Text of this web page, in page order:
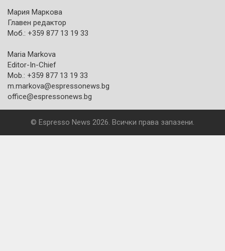
Мария Маркова
Главен редактор
Моб.: +359 877 13 19 33
Maria Markova
Editor-In-Chief
Mob.: +359 877 13 19 33
m.markova@espressonews.bg
office@espressonews.bg
© Espresso News 2026. Всички права запазени.